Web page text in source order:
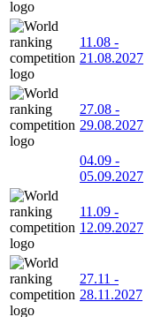
11.08 -
21.08.2027
27.08 -
29.08.2027
04.09 -
05.09.2027
11.09 -
12.09.2027
27.11 -
28.11.2027